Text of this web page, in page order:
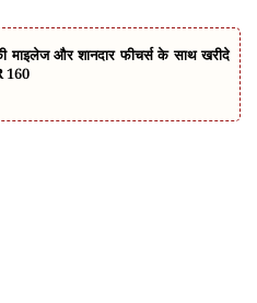
और शानदार फीचर्स के साथ खरीदे
160